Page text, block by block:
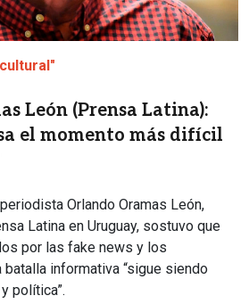
León (Prensa Latina):
el momento más difícil
Orlando Oramas León,
Latina en Uruguay, sostuvo que
por las fake news y los
informativa “sigue siendo
política”.